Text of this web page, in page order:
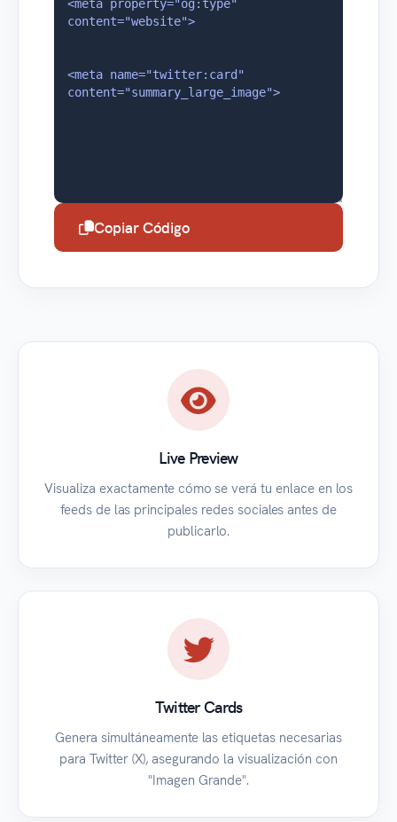
Copiar Código
Live Preview
Visualiza exactamente cómo se verá tu enlace en los
feeds de las principales redes sociales antes de
publicarlo.
Twitter Cards
Genera simultáneamente las etiquetas necesarias
para Twitter (X), asegurando la visualización con
"Imagen Grande".